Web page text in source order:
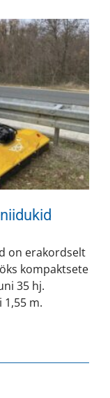
on erakordselt
kompaktsete
35 hj.
m.